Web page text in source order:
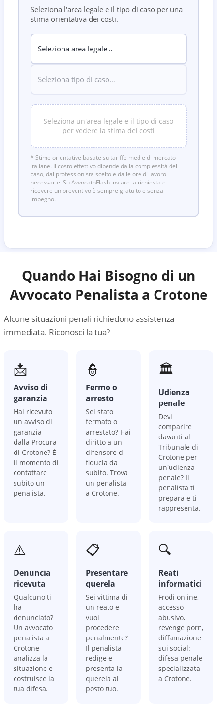
Seleziona l'area legale e il tipo di caso per una
stima orientativa dei costi.
Seleziona un'area legale e il tipo di caso
per vedere la stima dei costi
* Stime orientative basate su tariffe medie di mercato
italiane. Il costo effettivo dipende dalla complessità del
caso, dal professionista scelto e dalle ore di lavoro
necessarie. Su AvvocatoFlash inviare la richiesta e
ricevere un preventivo è sempre gratuito e senza
impegno.
Quando Hai Bisogno di un
Avvocato Penalista a Crotone
Alcune situazioni penali richiedono assistenza
immediata. Riconosci la tua?
📩
Avviso di
garanzia
Hai ricevuto
un avviso di
garanzia
dalla Procura
di Crotone? È
il momento di
contattare
subito un
penalista.
👮
Fermo o
arresto
Sei stato
fermato o
arrestato? Hai
diritto a un
difensore di
fiducia da
subito. Trova
un penalista
a Crotone.
🏛️
Udienza
penale
Devi
comparire
davanti al
Tribunale di
Crotone per
un'udienza
penale? Il
penalista ti
prepara e ti
rappresenta.
⚠️
Denuncia
ricevuta
Qualcuno ti
ha
denunciato?
Un avvocato
penalista a
Crotone
analizza la
situazione e
costruisce la
tua difesa.
📋
Presentare
querela
Sei vittima di
un reato e
vuoi
procedere
penalmente?
Il penalista
redige e
presenta la
querela al
posto tuo.
🔍
Reati
informatici
Frodi online,
accesso
abusivo,
revenge porn,
diffamazione
sui social:
difesa penale
specializzata
a Crotone.